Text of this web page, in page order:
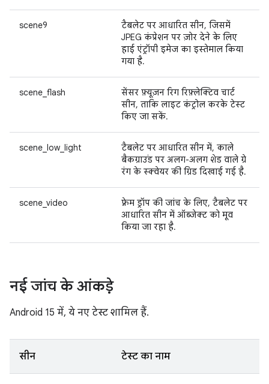
scene9
टैबलेट पर आधारित सीन, जिसमें
JPEG कंप्रेशन पर ज़ोर देने के लिए
हाई एंट्रॉपी इमेज का इस्तेमाल किया
गया है.
scene_flash
सेंसर फ़्यूज़न रिग रिफ़्लेक्टिव चार्ट
सीन, ताकि लाइट कंट्रोल करके टेस्ट
किए जा सकें.
scene_low_light
टैबलेट पर आधारित सीन में, काले
बैकग्राउंड पर अलग-अलग शेड वाले ग्रे
रंग के स्क्वेयर की ग्रिड दिखाई गई है.
scene_video
फ़्रेम ड्रॉप की जांच के लिए, टैबलेट पर
आधारित सीन में ऑब्जेक्ट को मूव
किया जा रहा है.
नई जांच के आंकड़े
Android 15 में, ये नए टेस्ट शामिल हैं.
सीन टेस्ट का नाम